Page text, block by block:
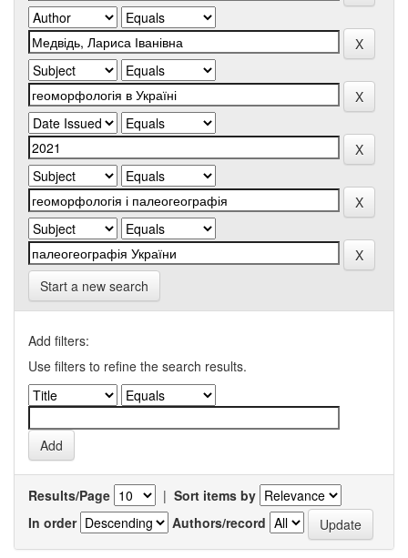
Start a new search
Add filters:
Use filters to refine the search results.
Results/Page | Sort items by
In order
Authors/record